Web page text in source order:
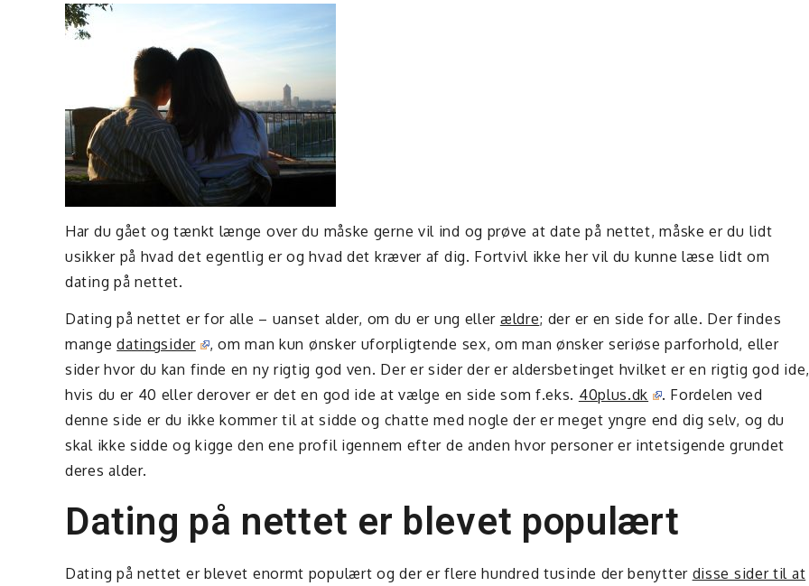
Har du gået og tænkt længe over du måske gerne vil ind og prøve at date på nettet, måske er du lidt
usikker på hvad det egentlig er og hvad det kræver af dig. Fortvivl ikke her vil du kunne læse lidt om
dating på nettet.
Dating på nettet er for alle – uanset alder, om du er ung eller ældre; der er en side for alle. Der findes
mangedatingsider
, om man kun ønsker uforpligtende sex, om man ønsker seriøse parforhold, eller
sider hvor du kan finde en ny rigtig god ven. Der er sider der er aldersbetinget hvilket er en rigtig god ide,
hvis du er 40 eller derover er det en god ide at vælge en side som f.eks. 40plus.dk
. Fordelen ved
denne side er du ikke kommer til at sidde og chatte med nogle der er meget yngre end dig selv, og du
skal ikke sidde og kigge den ene profil igennem efter de anden hvor personer er intetsigende grundet
deres alder.
Dating på nettet er blevet populært
Dating på nettet er blevet enormt populært og der er flere hundred tusinde der benytter disse sider til at